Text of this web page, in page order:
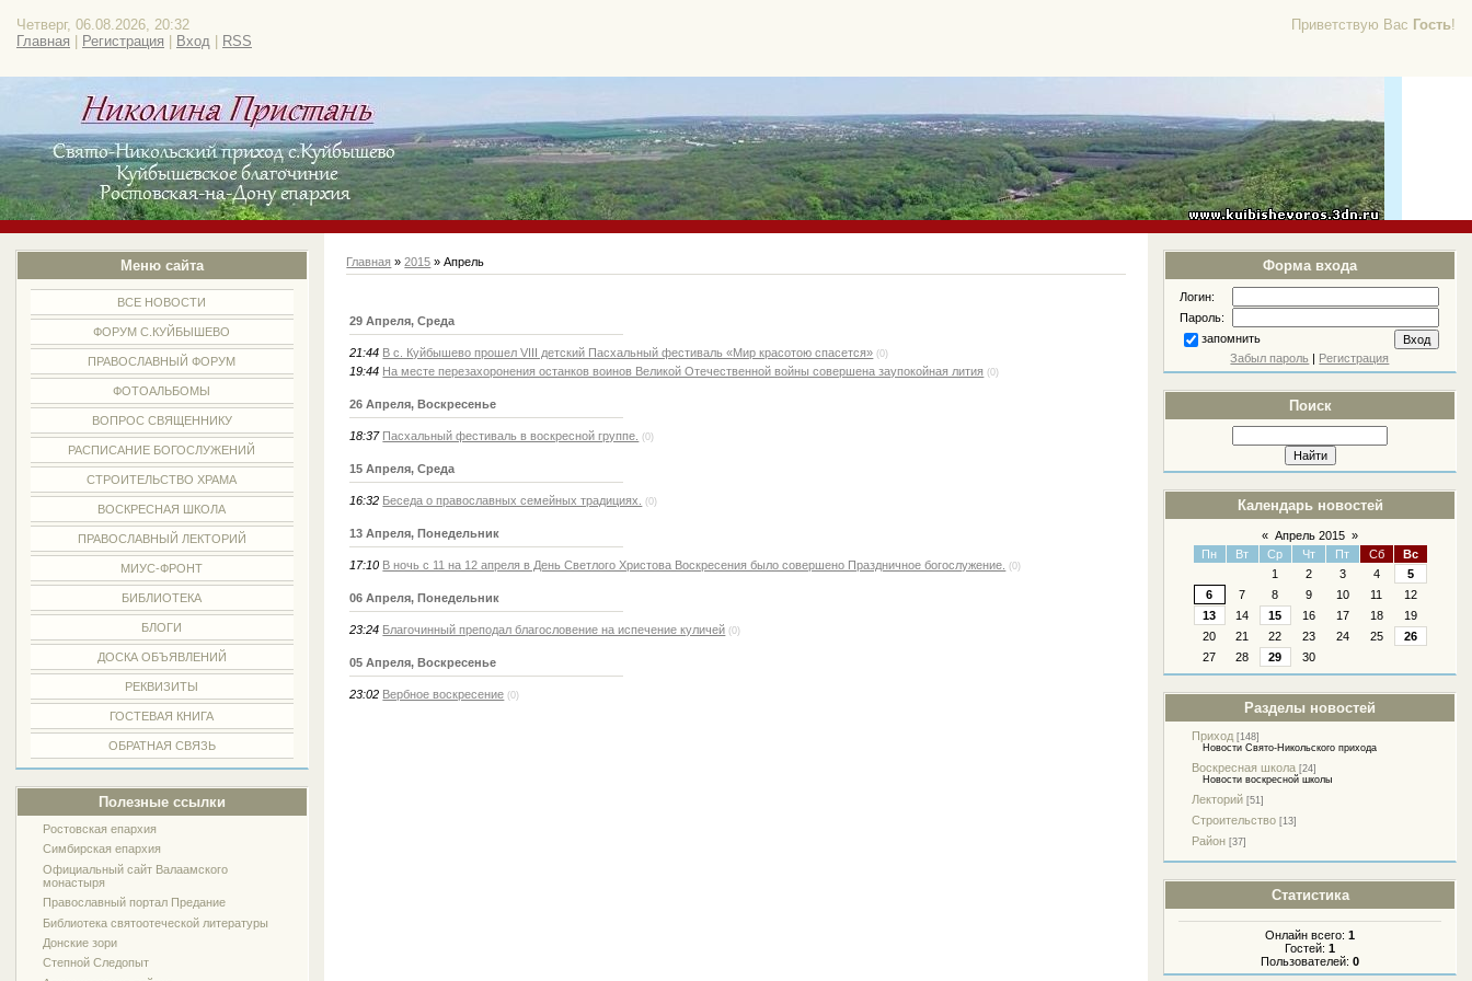
Приветствую Вас Гость!
Четверг, 06.08.2026, 20:32
Главная
Регистрация Вход RSS
Меню сайта
ВСЕ НОВОСТИ
ФОРУМ С.КУЙБЫШЕВО
ПРАВОСЛАВНЫЙ ФОРУМ
ФОТОАЛЬБОМЫ
ВОПРОС СВЯЩЕННИКУ
РАСПИСАНИЕ БОГОСЛУЖЕНИЙ
СТРОИТЕЛЬСТВО ХРАМА
ВОСКРЕСНАЯ ШКОЛА
ПРАВОСЛАВНЫЙ ЛЕКТОРИЙ
МИУС-ФРОНТ
БИБЛИОТЕКА
БЛОГИ
ДОСКА ОБЪЯВЛЕНИЙ
РЕКВИЗИТЫ
ГОСТЕВАЯ КНИГА
ОБРАТНАЯ СВЯЗЬ
Полезные ссылки
Ростовская епархия
Симбирская епархия
Официальный сайт Валаамского
монастыря
Православный портал Предание
Библиотека святоотеческой литературы
Донские зори
Степной Следопыт
Форма входа
Логин:
Пароль:
запомнить
Забыл пароль | Регистрация
Поиск
Календарь новостей
« Апрель 2015 »
Пн
Вт Ср Чт Пт Сб
Вс
1
2 3 4
5
6
7 8 9 10 11
12
13
14 15 16 17 18
19
20
21 22 23 24 25
26
27
28 29 30
Разделы новостей
Приход [148]
Новости Свято-Никольского прихода
Воскресная школа [24]
Новости воскресной школы
Лекторий [51]
Строительство [13]
Район [37]
Статистика
Онлайн всего:1
Гостей:1
Пользователей:0
Главная »2015 » Апрель
29 Апреля, Среда
21:44 В с. Куйбышево прошел VIII детский Пасхальный фестиваль «Мир красотою спасется» (0)
19:44 На месте перезахоронения останков воинов Великой Отечественной войны совершена заупокойная лития (0)
26 Апреля, Воскресенье
18:37 Пасхальный фестиваль в воскресной группе. (0)
15 Апреля, Среда
16:32 Беседа о православных семейных традициях. (0)
13 Апреля, Понедельник
17:10 В ночь с 11 на 12 апреля в День Светлого Христова Воскресения было совершено Праздничное богослужение. (0)
06 Апреля, Понедельник
23:24 Благочинный преподал благословение на испечение куличей (0)
05 Апреля, Воскресенье
23:02 Вербное воскресение (0)